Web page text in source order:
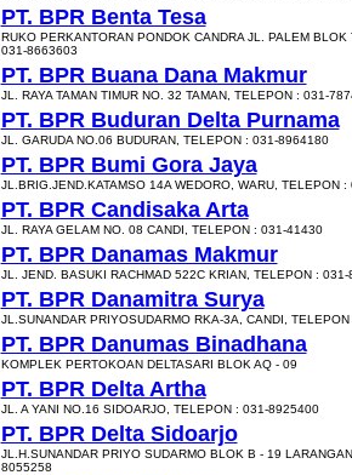
PT. BPR Benta Tesa
RUKO PERKANTORAN PONDOK CANDRA JL. PALEM
031-8663603
PT. BPR Buana Dana Makmur
JL. RAYA TAMAN TIMUR NO. 32 TAMAN, TELEPON : 031-
PT. BPR Buduran Delta Purnama
JL. GARUDA NO.06 BUDURAN, TELEPON : 031-8964180
PT. BPR Bumi Gora Jaya
JL.BRIG.JEND.KATAMSO 14A WEDORO, WARU, TELEPON
PT. BPR Candisaka Arta
JL. RAYA GELAM NO. 08 CANDI, TELEPON : 031-41430
PT. BPR Danamas Makmur
JL. JEND. BASUKI RACHMAD 522C KRIAN, TELEPON :
PT. BPR Danamitra Surya
JL.SUNANDAR PRIYOSUDARMO RKA-3A, CANDI,
PT. BPR Danumas Binadhana
KOMPLEK PERTOKOAN DELTASARI BLOK AQ - 09
PT. BPR Delta Artha
JL. A YANI NO.16 SIDOARJO, TELEPON : 031-8925400
PT. BPR Delta Sidoarjo
JL.H.SUNANDAR PRIYO SUDARMO BLOK B - 19
8055258